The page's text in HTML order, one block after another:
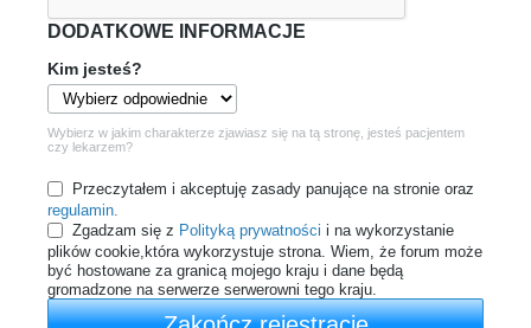
DODATKOWE INFORMACJE
Kim jesteś?
Wybierz w jakim charakterze zjawiasz się na tą stronę, jesteś pacjentem
czy lekarzem?
Przeczytałem i akceptuję zasady panujące na stronie oraz
regulamin.
Zgadzam się z Polityką prywatności i na wykorzystanie
plików cookie,która wykorzystuje strona. Wiem, że forum może
być hostowane za granicą mojego kraju i dane będą
gromadzone na serwerze serwerowni tego kraju.